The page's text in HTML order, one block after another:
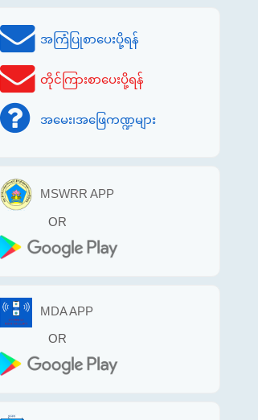
အကြံပြုစာပေးပို့ရန်
တိုင်ကြားစာပေးပို့ရန်
အမေး၊အဖြေကဏ္ဍများ
MSWRR APP
OR
MDA APP
OR